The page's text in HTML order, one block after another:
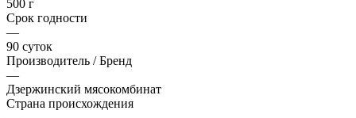
500 г
Срок годности
—
90 суток
Производитель / Бренд
—
Дзержинский мясокомбинат
Страна происхождения